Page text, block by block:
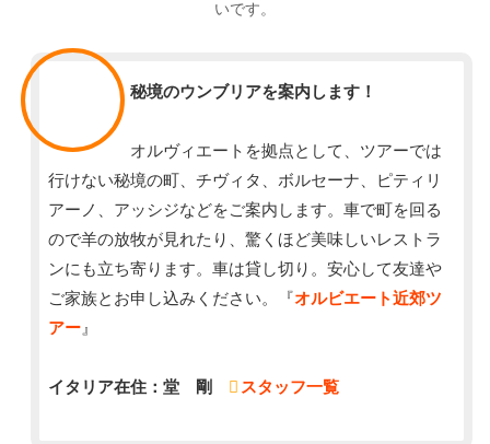
いです。
秘境のウンブリアを案内します！
オルヴィエートを拠点として、ツアーでは
行けない秘境の町、チヴィタ、ボルセーナ、ピティリ
アーノ、アッシジなどをご案内します。車で町を回る
ので羊の放牧が見れたり、驚くほど美味しいレストラ
ンにも立ち寄ります。車は貸し切り。安心して友達や
ご家族とお申し込みください。『オルビエート近郊ツ
アー 』
イタリア在住：堂 剛 スタッフ一覧